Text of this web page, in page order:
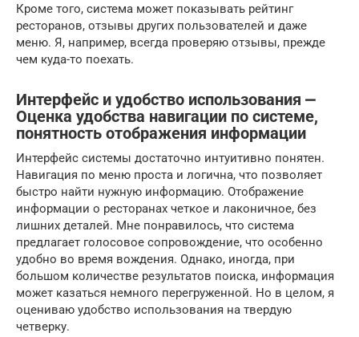
Кроме того, система может показывать рейтинг
ресторанов, отзывы других пользователей и даже
меню. Я, например, всегда проверяю отзывы, прежде
чем куда-то поехать.
Интерфейс и удобство использования ⎼
Оценка удобства навигации по системе,
понятность отображения информации
Интерфейс системы достаточно интуитивно понятен.
Навигация по меню проста и логична, что позволяет
быстро найти нужную информацию. Отображение
информации о ресторанах четкое и лаконичное, без
лишних деталей. Мне понравилось, что система
предлагает голосовое сопровождение, что особенно
удобно во время вождения. Однако, иногда, при
большом количестве результатов поиска, информация
может казаться немного перегруженной. Но в целом, я
оцениваю удобство использования на твердую
четверку.